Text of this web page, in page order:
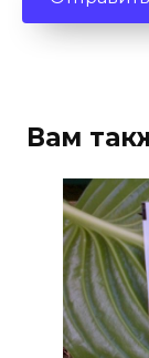
Вам